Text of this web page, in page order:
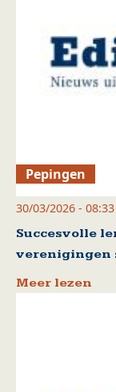
Pepingen
30/03/2026 - 08:33
Succesvolle
verenigingen
Meer lezen